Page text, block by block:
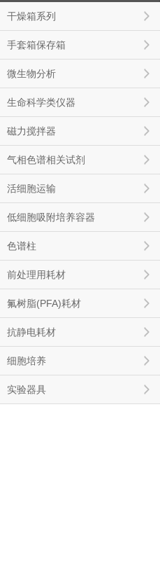
干燥箱系列
手套箱保存箱
微生物分析
生命科学类仪器
磁力搅拌器
气相色谱相关试剂
活细胞运输
低细胞吸附培养容器
色谱柱
前处理用耗材
氟树脂(PFA)耗材
抗静电耗材
细胞培养
实验器具